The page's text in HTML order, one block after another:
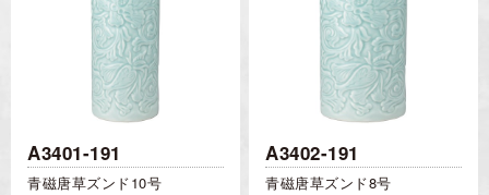
A3401-191
青磁唐草ズンド10号
A3402-191
青磁唐草ズンド8号